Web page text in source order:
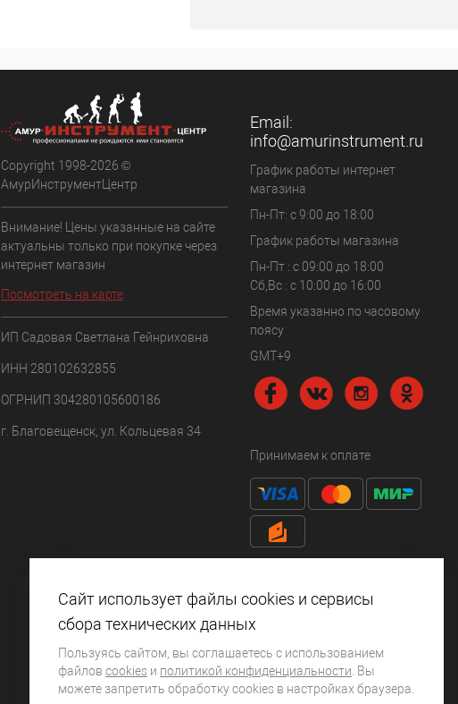
Недоступно
Copyright 1998-2026 ©
АмурИнструментЦентр
Внимание! Цены указанные на сайте
актуальны только при покупке через
интернет магазин
Посмотреть на карте
ИП Садовая Светлана Гейнриховна
ИНН 280102632855
ОГРНИП 304280105600186
г. Благовещенск, ул. Кольцевая 34
Email:
info@amurinstrument.ru
График работы интернет
магазина
Пн-Пт: с 9:00 до 18:00
График работы магазина
Пн-Пт : с 09:00 до 18:00
Сб,Вс : c 10:00 до 16:00
Время указанно по часовому
поясу
GMT+9
Принимаем к оплате
Сайт использует файлы cookies и сервисы
сбора технических данных
Пользуясь сайтом, вы соглашаетесь с использованием
файлов cookies и политикой конфиденциальности . Вы
можете запретить обработку сookies в настройках браузера.